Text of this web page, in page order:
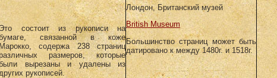
состоит из рукописи на
связанной в коже
Марокко, содержа 238 страниц
размеров, которые
вырезаны и удалены из
других рукописей.
Лондон, Британский музей
British Museum
Большинство страниц может быть
датировано к между 1480г. и 1518г.